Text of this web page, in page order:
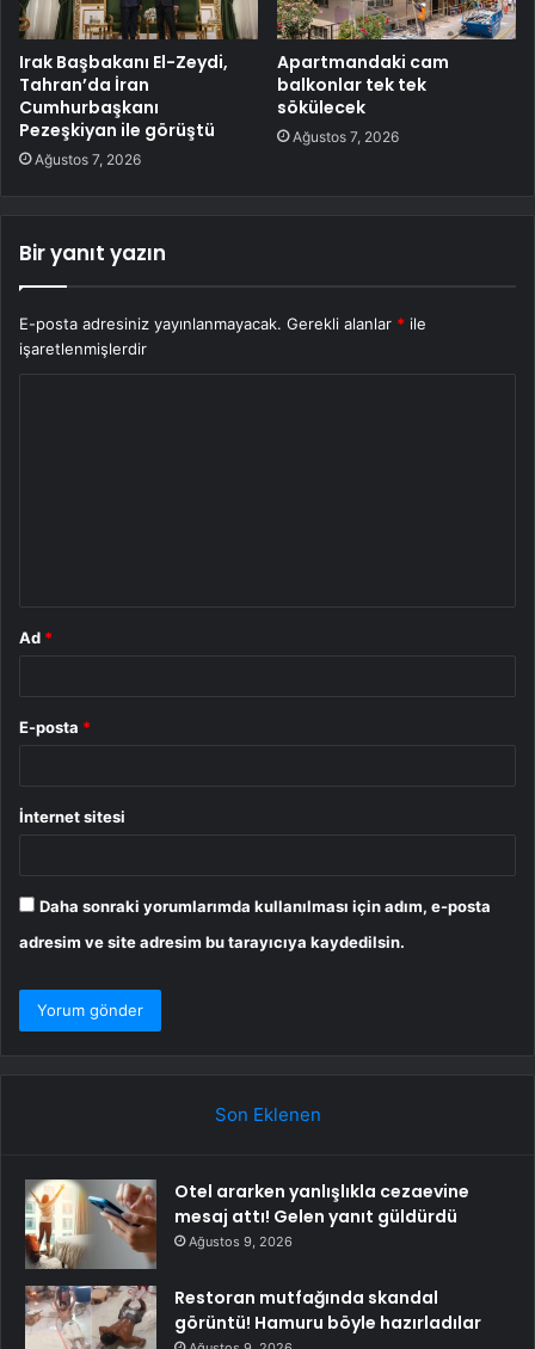
Irak Başbakanı El-Zeydi,
Tahran’da İran
Cumhurbaşkanı
Pezeşkiyan ile görüştü
Ağustos 7, 2026
Apartmandaki cam
balkonlar tek tek
sökülecek
Ağustos 7, 2026
Bir yanıt yazın
E-posta adresiniz yayınlanmayacak. Gerekli alanlar * ile
işaretlenmişlerdir
Ad *
E-posta *
İnternet sitesi
Daha sonraki yorumlarımda kullanılması için adım, e-posta
adresim ve site adresim bu tarayıcıya kaydedilsin.
Son Eklenen
Otel ararken yanlışlıkla cezaevine
mesaj attı! Gelen yanıt güldürdü
Ağustos 9, 2026
Restoran mutfağında skandal
görüntü! Hamuru böyle hazırladılar